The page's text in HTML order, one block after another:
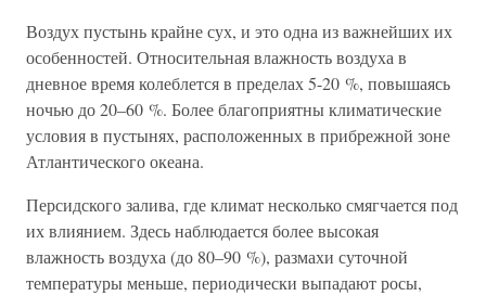
Воздух пустынь крайне сух, и это одна из важнейших их
особенностей. Относительная влажность воздуха в
дневное время колеблется в пределах 5-20 %, повышаясь
ночью до 20–60 %. Более благоприятны климатические
условия в пустынях, расположенных в прибрежной зоне
Атлантического океана.
Персидского залива, где климат несколько смягчается под
их влиянием. Здесь наблюдается более высокая
влажность воздуха (до 80–90 %), размахи суточной
температуры меньше, периодически выпадают росы,